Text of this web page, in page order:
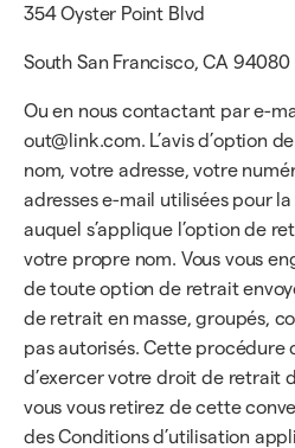
354 Oyster Point Blvd
South San Francisco, CA 94080
Ou en nous contactant par e-
out@link.com. L’avis d’option
nom, votre adresse, votre
adresses e-mail utilisées pour
auquel s’applique l’option de
votre propre nom. Vous vous
de toute option de retrait
de retrait en masse, groupés,
pas autorisés. Cette procédure
d’exercer votre droit de retrait
vous vous retirez de cette
des Conditions d’utilisation